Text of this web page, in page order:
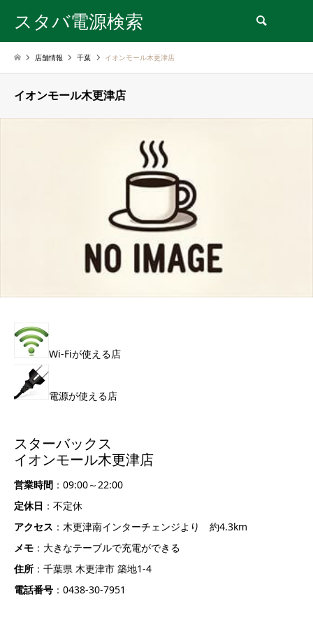
スタバ電源検索
店舗情報 千葉 イオンモール木更津店
イオンモール木更津店
Wi-Fiが使える店
電源が使える店
スターバックス
イオンモール木更津店
営業時間 ：09:00～22:00
定休日 ：不定休
アクセス ：木更津南インターチェンジより 約4.3km
メモ ：大きなテーブルで充電ができる
住所 ：千葉県 木更津市 築地1-4
電話番号 ：0438-30-7951